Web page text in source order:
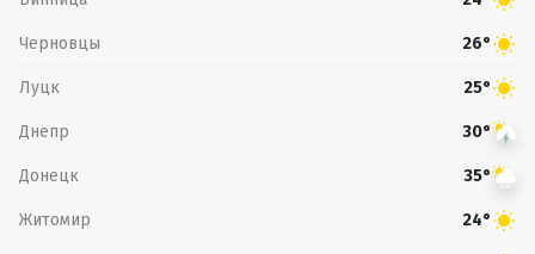
Черновцы 26°
Луцк 25°
Днепр 30°
Донецк 35°
Житомир 24°